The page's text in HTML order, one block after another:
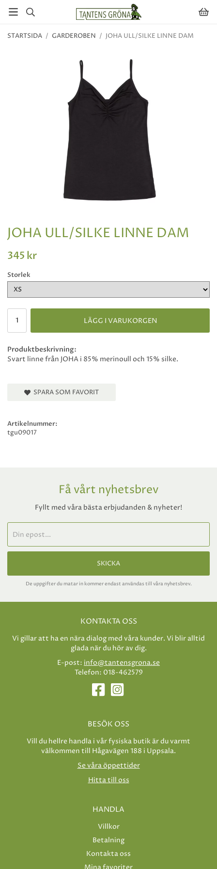
STARTSIDA / GARDEROBEN / JOHA ULL/SILKE LINNE DAM
JOHA ULL/SILKE LINNE DAM
345 kr
Storlek
LÄGG I VARUKORGEN
Produktbeskrivning:
Svart linne från JOHA i 85% merinoull och 15% silke.
SPARA SOM FAVORIT
Artikelnummer:
tgu09017
Få vårt nyhetsbrev
Fyllt med våra bästa erbjudanden & nyheter!
SKICKA
De uppgifter du matar in kommer endast användas till våra nyhetsbrev.
KONTAKTA OSS
Vi gillar att ha en nära dialog med våra kunder. Vi blir alltid
glada när du hör av dig.
E-post: info@tantensgrona.se
Telefon: 018-462579
BESÖK OSS
Vill du hellre handla i vår fysiska butik är du varmt
välkommen till Hågavägen 188 i Uppsala.
Se våra öppettider
Hitta till oss
HANDLA
Villkor
Betalning
Kontakta oss